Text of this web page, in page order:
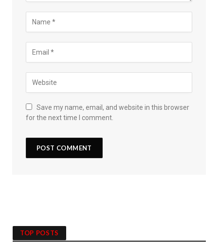
Save my name, email, and website in this browser
for the next time I comment.
TOP POSTS